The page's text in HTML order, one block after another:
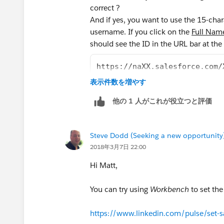
correct ?
And if yes, you want to use the 15-
username. If you click on the Full
should see the ID in the URL bar at
https://naXX.salesforce.com/
表示件数を増やす
他の 1 人がこれが役立つと評価
Steve Dodd (Seeking a new
2018年3月7日 22:00
Hi Matt,
You can try using Workbench to set
https://www.linkedin.com/pulse/set-